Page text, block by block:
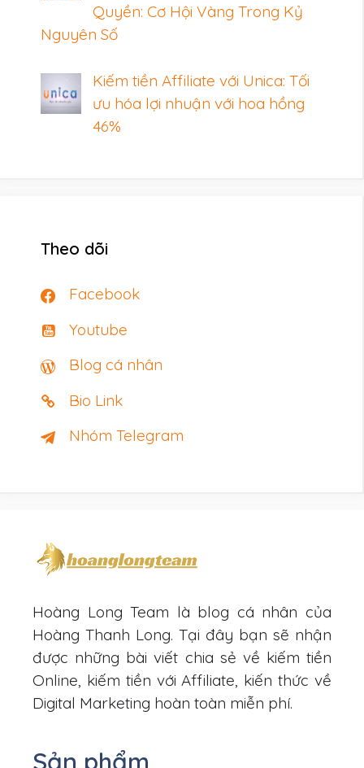
Quyền: Cơ Hội Vàng Trong Kỷ
Nguyên Số
Kiếm tiền Affiliate với Unica: Tối
ưu hóa lợi nhuận với hoa hồng
46%
Theo dõi
Facebook
Youtube
Blog cá nhân
Bio Link
Nhóm Telegram
Hoàng Long Team là blog cá nhân của
Hoàng Thanh Long. Tại đây bạn sẽ nhận
được những bài viết chia sẻ về kiếm tiền
Online, kiếm tiền với Affiliate, kiến thức về
Digital Marketing hoàn toàn miễn phí.
Sản phẩm